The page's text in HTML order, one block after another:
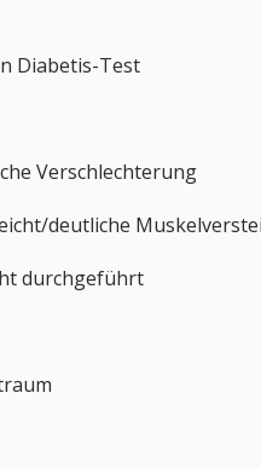
Diabetis-Test
Verschlechterung
deutliche
durchgeführt